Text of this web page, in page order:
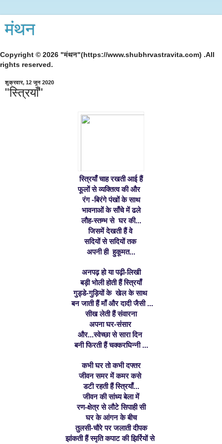
मंथन
Copyright © 2026 "मंथन"(https://www.shubhrvastravita.com) .All
rights reserved.
शुक्रवार, 12 जून 2020
"स्त्रियाँ"
स्त्रियाँ चाह रखती आई हैं
फूलों से व्यक्तित्व की और
रंग -बिरंगे पंखों के साथ
भावनाओं के साँचे में ढले
लौह-स्तम्भ से  घर की...
जिसमें देखती हैं वे
सदियों से सदियों तक
अपनी ही  हुकूमत...
अनपढ़ हो या पढ़ी-लिखी
बड़ी भोली होती हैं स्त्रियाँ
गुड्डे-गुड़ियों के  खेल के साथ
बन जाती हैं माँ और दादी जैसी ...
सीख लेती हैं संवारना
अपना घर-संसार
और...स्वेच्छा से सारा दिन
बनी फिरती हैं चक्करघिन्नी ...
कभी घर तो कभी दफ्तर
जीवन समर में कमर कसे
डटी रहती हैं स्त्रियाँ...
जीवन की सांध्य बेला में
रण-क्षेत्र से लौटे सिपाही सी
घर के आंगन के बीच
तुलसी-चौरे पर जलाती दीपक
झांकती हैं स्मृति कपाट की झिर्रियों से